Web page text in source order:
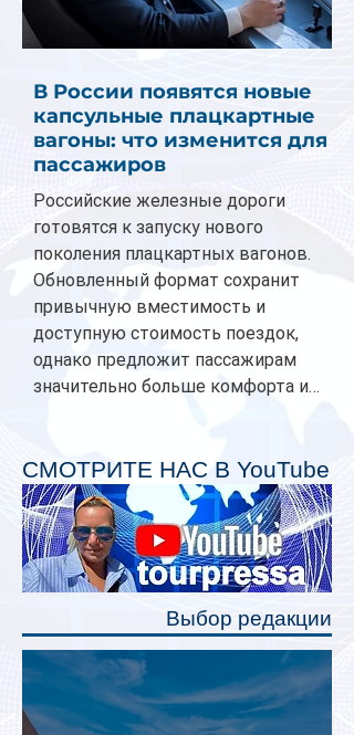
В России появятся новые
капсульные плацкартные
вагоны: что изменится для
пассажиров
Российские железные дороги
готовятся к запуску нового
поколения плацкартных вагонов.
Обновленный формат сохранит
привычную вместимость и
доступную стоимость поездок,
однако предложит пассажирам
значительно больше комфорта и
планируется начать в 2027 году.
Одним из главных нововведений
станут индивидуальные шторки у
каждого спального места. Они
позволят пассажирам закрыть свою
полку во время сна или отдыха,
СМОТРИТЕ НАС В YouTube
Выбор редакции